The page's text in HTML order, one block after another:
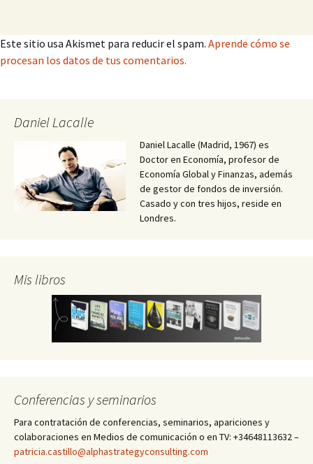
Este sitio usa Akismet para reducir el spam. Aprende cómo se
procesan los datos de tus comentarios.
Daniel Lacalle
Daniel Lacalle (Madrid, 1967) es
Doctor en Economía, profesor de
Economía Global y Finanzas, además
de gestor de fondos de inversión.
Casado y con tres hijos, reside en
Londres.
Mis libros
Conferencias y seminarios
Para contratación de conferencias, seminarios, apariciones y
colaboraciones en Medios de comunicación o en TV: +34648113632 –
patricia.castillo@alphastrategyconsulting.com